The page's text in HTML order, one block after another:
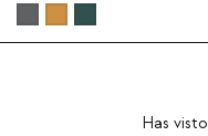
Has visto